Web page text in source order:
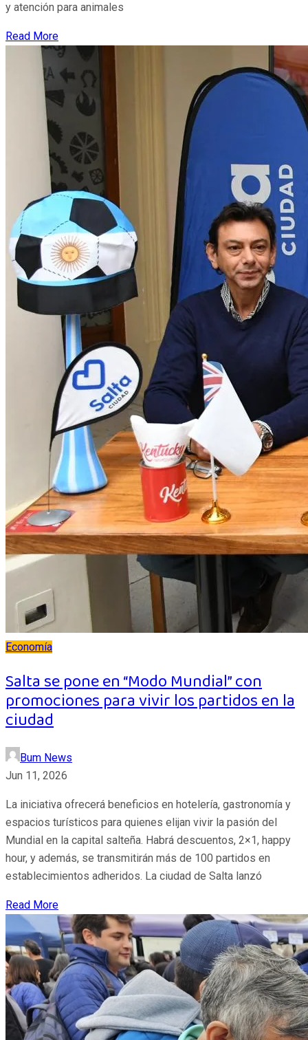
y atención para animales
Read More
Economía
Salta se pone en “Modo Mundial” con
promociones para vivir los partidos en la
ciudad
Bum News
Jun 11, 2026
La iniciativa ofrecerá beneficios en hotelería, gastronomía y
espacios turísticos para quienes elijan vivir la pasión del
Mundial en la capital salteña. Habrá descuentos, 2×1, happy
hour, y además, se transmitirán más de 100 partidos en
establecimientos adheridos. La ciudad de Salta lanzó
Read More